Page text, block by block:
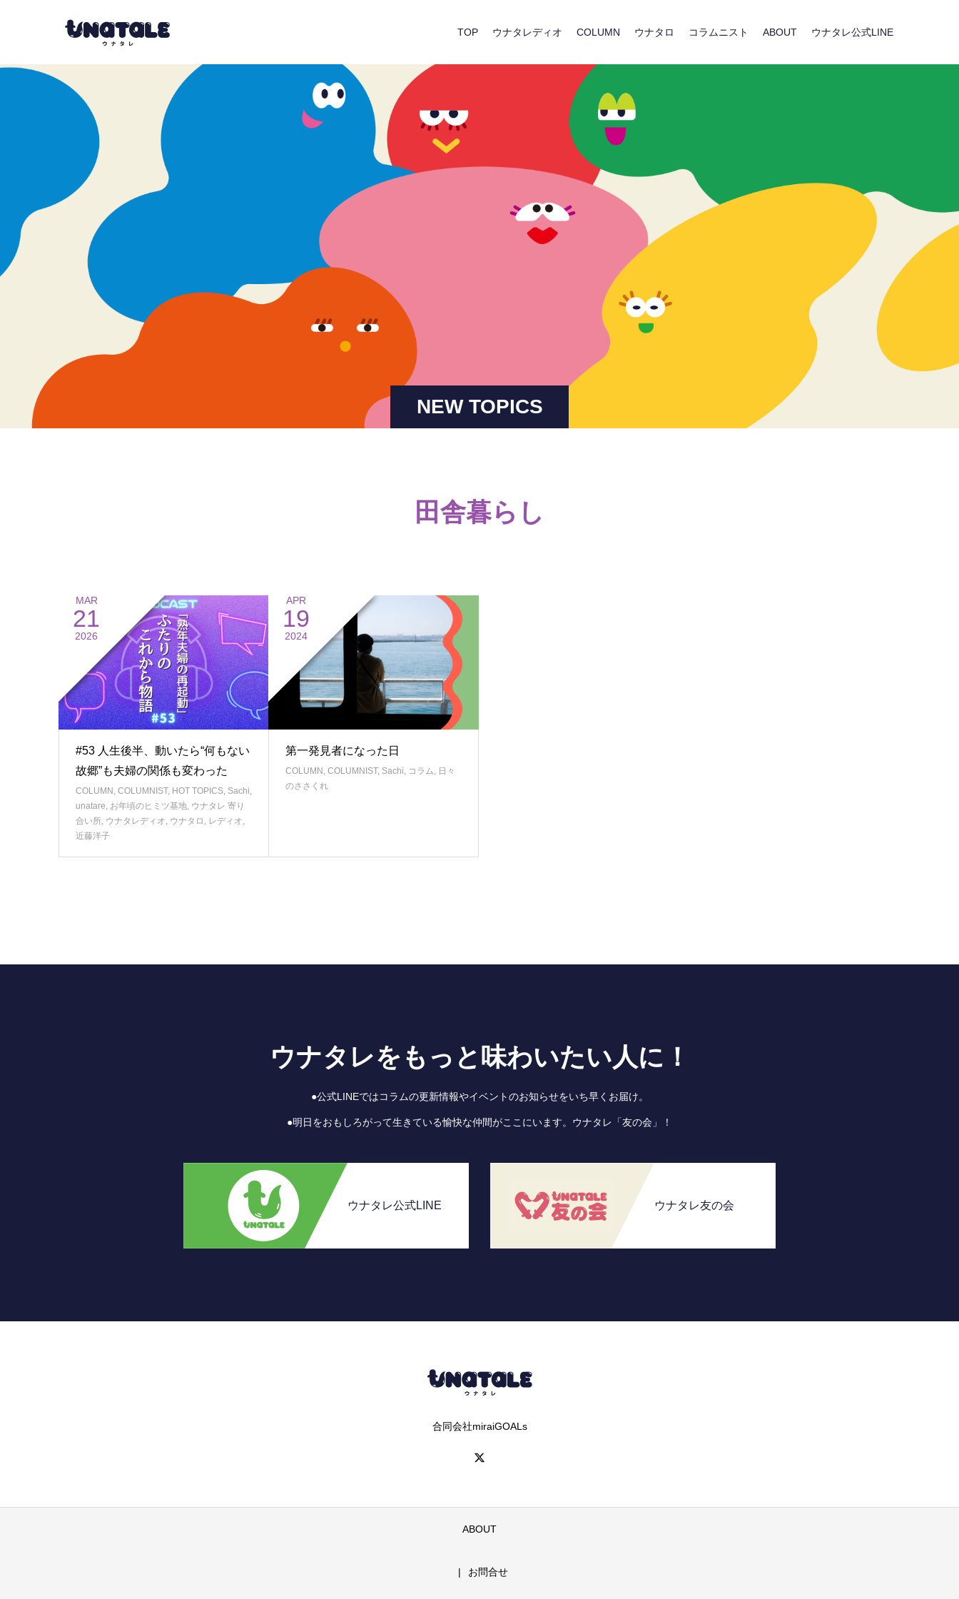
TOP ウナタレディオ COLUMN ウナタロ コラムニスト ABOUT ウナタレ公式LINE
NEW TOPICS
田舎暮らし
MAR
21
2026
#53 人生後半、動いたら“何もない
故郷”も夫婦の関係も変わった
COLUMN , COLUMNIST, HOT TOPICS, Sachi,
unatare, お年頃のヒミツ基地, ウナタレ 寄り
合い所, ウナタレディオ, ウナタロ , レディオ,
近藤洋子
APR
19
2024
第一発見者になった日
COLUMN , COLUMNIST, Sachi, コラム, 日々
のささくれ
ウナタレをもっと味わいたい人に！
●公式LINEではコラムの更新情報やイベントのお知らせをいち早くお届け。
●明日をおもしろがって生きている愉快な仲間がここにいます。ウナタレ「友の会」！
ウナタレ公式LINE ウナタレ友の会
合同会社miraiGOALs
ABOUT
お問合せ